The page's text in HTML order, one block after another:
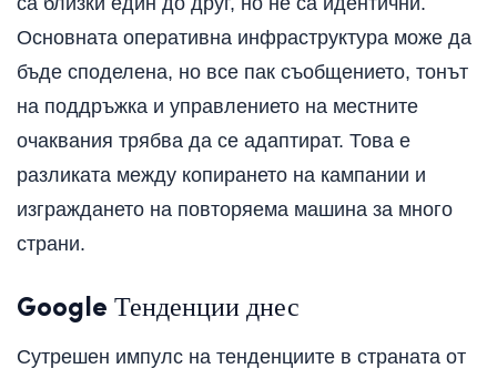
Основната оперативна инфраструктура може да
бъде споделена, но все пак съобщението, тонът
на поддръжка и управлението на местните
очаквания трябва да се адаптират. Това е
разликата между копирането на кампании и
изграждането на повторяема машина за много
страни.
Google Тенденции днес
Сутрешен импулс на тенденциите в страната от